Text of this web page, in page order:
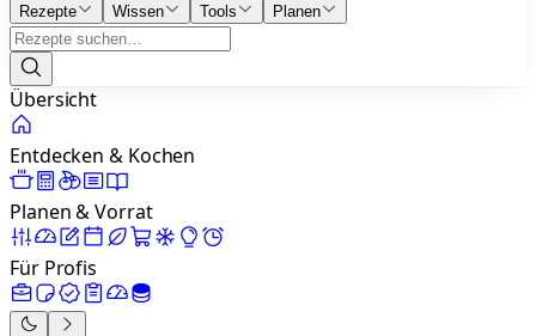
Rezepte Wissen Tools Planen
Übersicht
Entdecken & Kochen
Planen & Vorrat
Für Profis